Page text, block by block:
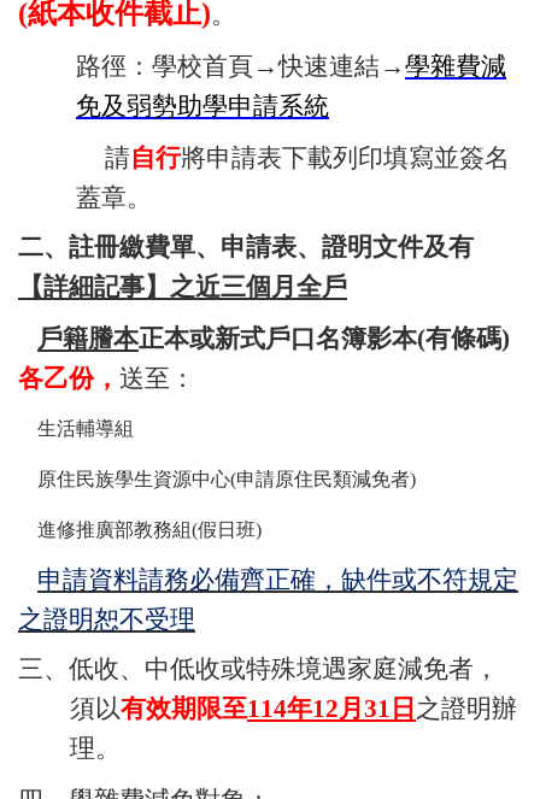
(紙本收件截止)。
路徑：學校首頁→快速連結→學雜費減
免及弱勢助學申請系統
請自行將申請表下載列印填寫並簽名
蓋章。
二、註冊繳費單、申請表、證明文件及有
【詳細記事】之近三個月全戶
戶籍謄本正本或新式戶口名簿影本(有條碼)
各乙份， 送至：
生活輔導組
原住民族學生資源中心(申請原住民類減免者)
進修推廣部教務組(假日班)
申請資料請務必備齊正確，缺件或不符規定
之證明恕不受理
三、低收、中低收或特殊境遇家庭減免者，
須以有效期限至114年12月31日 之證明辦
理。